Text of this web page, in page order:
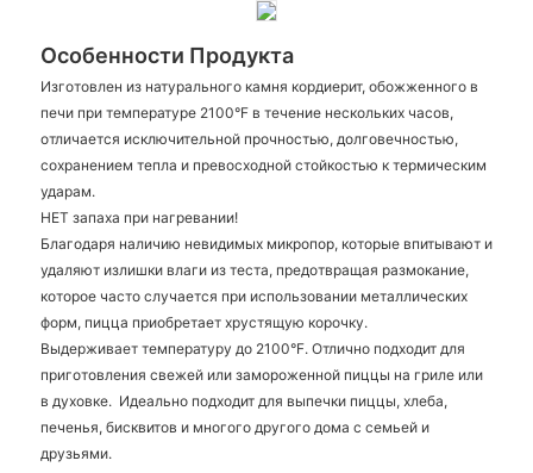
Особенности Продукта
Изготовлен из натурального камня кордиерит, обожженного в
печи при температуре 2100°F в течение нескольких часов,
отличается исключительной прочностью, долговечностью,
сохранением тепла и превосходной стойкостью к термическим
ударам.
НЕТ запаха при нагревании!
Благодаря наличию невидимых микропор, которые впитывают и
удаляют излишки влаги из теста, предотвращая размокание,
которое часто случается при использовании металлических
форм, пицца приобретает хрустящую корочку.
Выдерживает температуру до 2100°F. Отлично подходит для
приготовления свежей или замороженной пиццы на гриле или
в духовке. Идеально подходит для выпечки пиццы, хлеба,
печенья, бисквитов и многого другого дома с семьей и
друзьями.